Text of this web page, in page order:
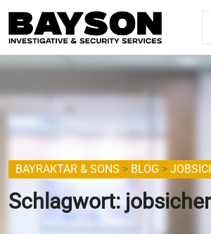
BAYRAKTAR & SONS > BLOG >
Schlagwort: